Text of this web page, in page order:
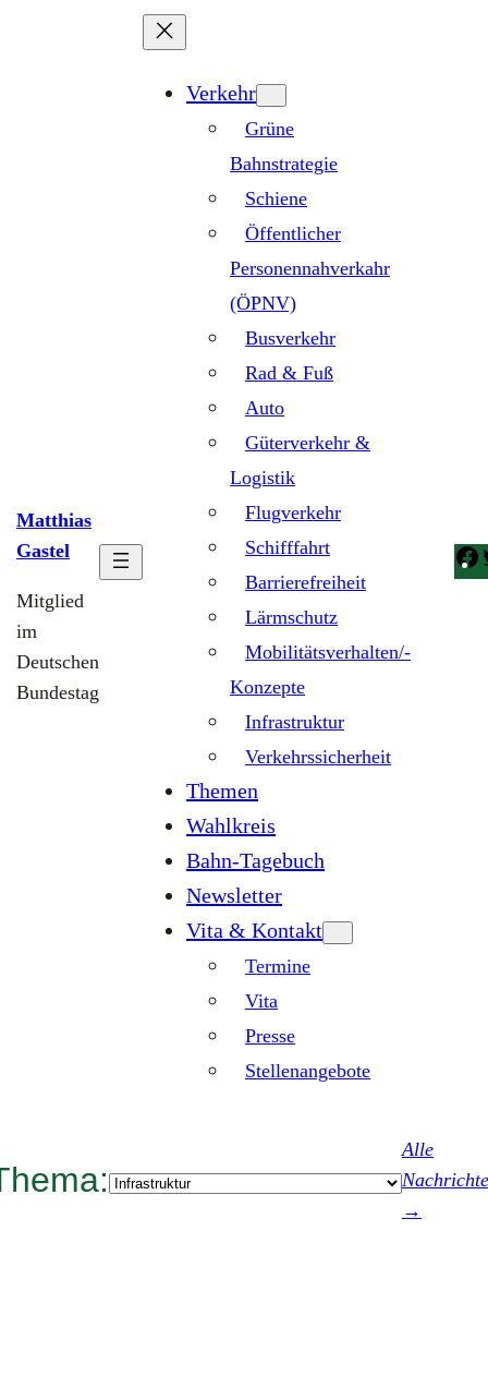
Matthias
Gastel
Mitglied
im
Deutschen
Bundestag
Verkehr
Grüne
Bahnstrategie
Schiene
Öffentlicher
Personennahverkahr
(ÖPNV)
Busverkehr
Rad & Fuß
Auto
Güterverkehr &
Logistik
Flugverkehr
Schifffahrt
Barrierefreiheit
Lärmschutz
Mobilitätsverhalten/-
Konzepte
Infrastruktur
Verkehrssicherheit
Themen
Wahlkreis
Bahn-Tagebuch
Newsletter
Vita & Kontakt
Termine
Vita
Presse
Stellenangebote
Kategorien
Alle
→